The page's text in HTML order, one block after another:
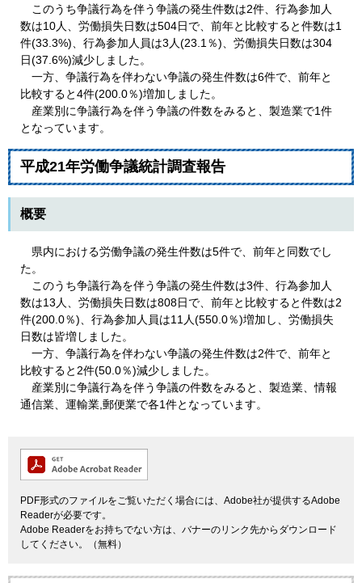
このうち争議行為を伴う争議の発生件数は2件、行為参加人
数は10人、労働損失日数は504日で、前年と比較すると件数は1
件(33.3%)、行為参加人員は3人(23.1％)、労働損失日数は304
日(37.6%)減少しました。
一方、争議行為を伴わない争議の発生件数は6件で、前年と
比較すると4件(200.0％)増加しました。
産業別に争議行為を伴う争議の件数をみると、製造業で1件
となっています。
平成21年労働争議統計調査報告
概要
県内における労働争議の発生件数は5件で、前年と同数でし
た。
このうち争議行為を伴う争議の発生件数は3件、行為参加人
数は13人、労働損失日数は808日で、前年と比較すると件数は2
件(200.0％)、行為参加人員は11人(550.0％)増加し、労働損失
日数は皆増しました。
一方、争議行為を伴わない争議の発生件数は2件で、前年と
比較すると2件(50.0％)減少しました。
産業別に争議行為を伴う争議の件数をみると、製造業、情報
通信業、運輸業,郵便業で各1件となっています。
PDF形式のファイルをご覧いただく場合には、Adobe社が提供するAdobe
Readerが必要です。
Adobe Readerをお持ちでない方は、バナーのリンク先からダウンロード
してください。（無料）